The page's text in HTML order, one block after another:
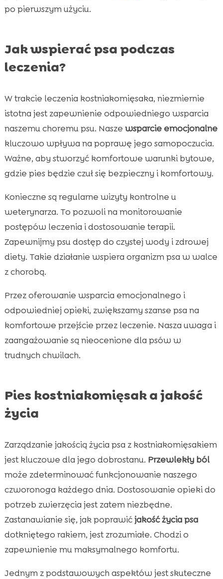
po pierwszym użyciu.
Jak wspierać psa podczas
leczenia?
W trakcie leczenia kostniakomięsaka, niezmiernie
istotna jest zapewnienie odpowiedniego wsparcia
naszemu choremu psu. Nasze wsparcie emocjonalne
kluczowo wpływa na poprawę jego samopoczucia.
Ważne, aby stworzyć komfortowe warunki bytowe,
gdzie pies będzie czuł się bezpieczny i komfortowy.
Konieczne są regularne wizyty kontrolne u
weterynarza. To pozwoli na monitorowanie
postępów leczenia i dostosowanie terapii.
Zapewnijmy psu dostęp do czystej wody i zdrowej
diety. Takie działanie wspiera organizm psa w walce
z chorobą.
Przez oferowanie wsparcia emocjonalnego i
odpowiedniej opieki, zwiększamy szanse psa na
komfortowe przejście przez leczenie. Nasza uwaga i
zaangażowanie są nieocenione dla psów w
trudnych chwilach.
Pies kostniakomięsak a jakość
życia
Zarządzanie jakością życia psa z kostniakomięsakiem
jest kluczowe dla jego dobrostanu. Przewlekły ból
może zdeterminować funkcjonowanie naszego
czworonoga każdego dnia. Dostosowanie opieki do
potrzeb zwierzęcia jest zatem niezbędne.
Zastanawianie się, jak poprawićjakość życia psa
dotkniętego rakiem, jest zrozumiałe. Chodzi o
zapewnienie mu maksymalnego komfortu.
Jednym z podstawowych aspektów jest skuteczne